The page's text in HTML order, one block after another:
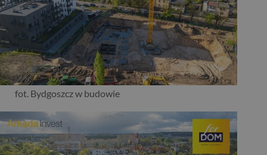
fot. Bydgoszcz w budowie